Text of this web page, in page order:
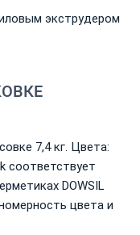
экструдером
7,4 кг. Цвета:
соответствует
DOWSIL
цвета и